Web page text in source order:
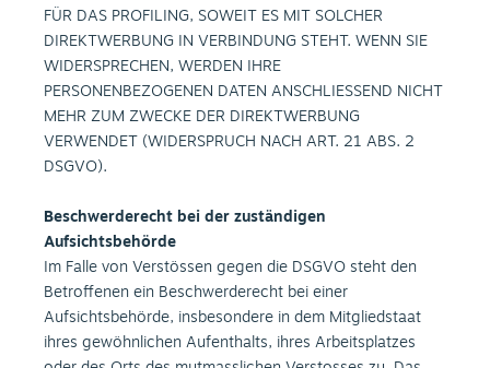
FÜR DAS PROFILING, SOWEIT ES MIT SOLCHER
DIREKTWERBUNG IN VERBINDUNG STEHT. WENN SIE
WIDERSPRECHEN, WERDEN IHRE
PERSONENBEZOGENEN DATEN ANSCHLIESSEND NICHT
MEHR ZUM ZWECKE DER DIREKTWERBUNG
VERWENDET (WIDERSPRUCH NACH ART. 21 ABS. 2
DSGVO).
Beschwerderecht bei der zuständigen
Aufsichtsbehörde
Im Falle von Verstössen gegen die DSGVO steht den
Betroffenen ein Beschwerderecht bei einer
Aufsichtsbehörde, insbesondere in dem Mitgliedstaat
ihres gewöhnlichen Aufenthalts, ihres Arbeitsplatzes